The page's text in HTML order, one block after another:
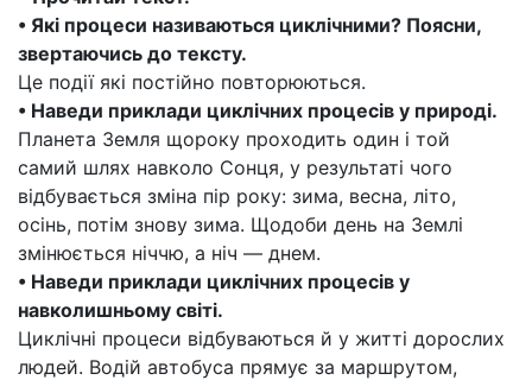
• Які процеси називаються циклічними? Поясни,
звертаючись до тексту.
Це події які постійно повторюються.
• Наведи приклади циклічних процесів у природі.
Планета Земля щороку проходить один і той
самий шлях навколо Сонця, у результаті чого
відбувається зміна пір року: зима, весна, літо,
осінь, потім знову зима. Щодоби день на Землі
змінюється ніччю, а ніч — днем.
• Наведи приклади циклічних процесів у
навколишньому світі.
Циклічні процеси відбуваються й у житті дорослих
людей. Водій автобуса прямує за маршрутом,